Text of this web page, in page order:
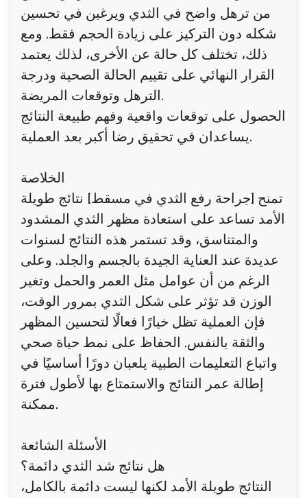
من ترهل واضح في الثدي ويرغبن في تحسين
شكله دون التركيز على زيادة الحجم فقط. ومع
ذلك، تختلف كل حالة عن الأخرى، لذلك يعتمد
القرار النهائي على تقييم الحالة الصحية ودرجة
الترهل وتوقعات المريضة.
الحصول على توقعات واقعية وفهم طبيعة النتائج
يساعدان في تحقيق رضا أكبر بعد العملية.
الخلاصة
تمنح [جراحة رفع الثدي في مسقط] نتائج طويلة
الأمد تساعد على استعادة مظهر الثدي المشدود
والمتناسق، وقد تستمر هذه النتائج لسنوات
عديدة عند العناية الجيدة بالجسم والجلد. وعلى
الرغم من أن عوامل مثل العمر والحمل وتغير
الوزن قد تؤثر على شكل الثدي بمرور الوقت،
فإن العملية تظل خيارًا فعالًا لتحسين المظهر
والثقة بالنفس. الحفاظ على نمط حياة صحي
واتباع التعليمات الطبية يلعبان دورًا أساسيًا في
إطالة عمر النتائج والاستمتاع بها لأطول فترة
ممكنة.
الأسئلة الشائعة
هل نتائج شد الثدي دائمة؟
النتائج طويلة الأمد لكنها ليست دائمة بالكامل،